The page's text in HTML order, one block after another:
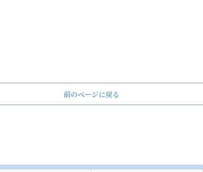
前のページに戻る